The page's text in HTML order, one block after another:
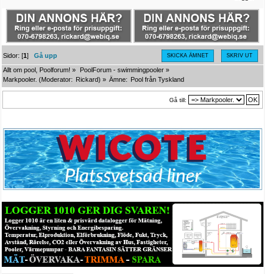
SKICKA ÄMNET SKRIV UT
Sidor: [1]Gå upp
Allt om pool, Poolforum! » PoolForum - swimmingpooler »
Markpooler. (Moderator: Rickard) » Ämne: Pool från Tyskland
Gå till: